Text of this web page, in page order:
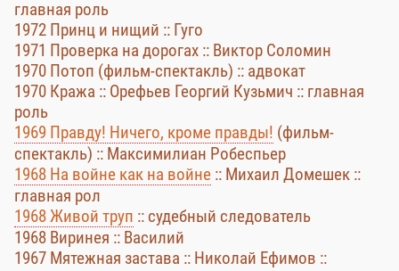
главная роль
1972 Принц и нищий :: Гуго
1971 Проверка на дорогах :: Виктор Соломин
1970 Потоп (фильм-спектакль) :: адвокат
1970 Кража :: Орефьев Георгий Кузьмич :: главная
роль
1969 Правду! Ничего, кроме правды! (фильм-
спектакль) :: Максимилиан Робеспьер
1968 На войне как на войне :: Михаил Домешек ::
главная рол
1968 Живой труп :: судебный следователь
1968 Виринея :: Василий
1967 Мятежная застава :: Николай Ефимов ::